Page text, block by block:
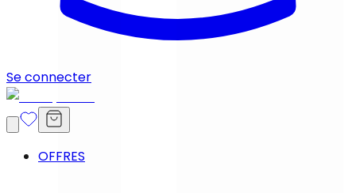
Se connecter
OFFRES